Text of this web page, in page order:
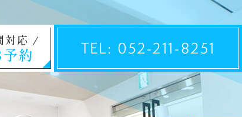
対応
約 TEL: 052-211-8251